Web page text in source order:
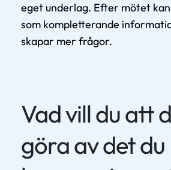
eget underlag. Efter mötet kan
som kompletterande
skapar mer frågor.
Vad vill du att
göra av det du